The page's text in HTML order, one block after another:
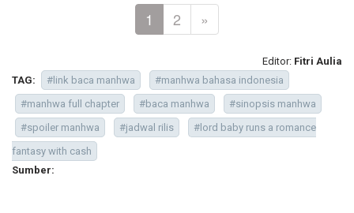
1 2 »
Editor: Fitri Aulia
TAG:
#link baca manhwa
#manhwa bahasa indonesia
#manhwa full chapter
#baca manhwa
#sinopsis manhwa
#spoiler manhwa
#jadwal rilis
#lord baby runs a romance
fantasy with cash
Sumber: